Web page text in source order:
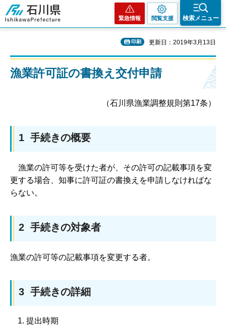
石川県
緊急情報 閲覧支援 検索メニュー
印刷 更新日：2019年3月13日
漁業許可証の書換え交付申請
（石川県漁業調整規則第17条）
1 手続きの概要
漁業の許可等を受けた者が、その許可の記載事項を変
更する場合、知事に許可証の書換えを申請しなければな
らない。
2 手続きの対象者
漁業の許可等の記載事項を変更する者。
3 手続きの詳細
提出時期